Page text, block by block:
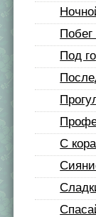
Побег
Под
С